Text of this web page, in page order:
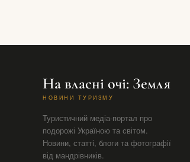
На власні очі: Земля
НОВИНИ ТУРИЗМУ
Туристичний медіа-портал про
подорожі Україною та світом.
Новини, статті, блоги та фотографії
від мандрівників.